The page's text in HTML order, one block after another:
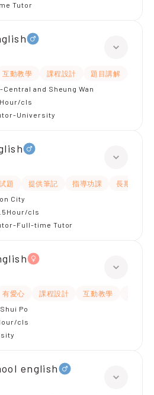
Tutor
互動教學 課程設計 題目講解
and Sheung Wan
cls
University
題 提供筆記 指導功課
長期補習
City
cls
Full-time Tutor
有愛心 課程設計 互動教學
Po
cls
english